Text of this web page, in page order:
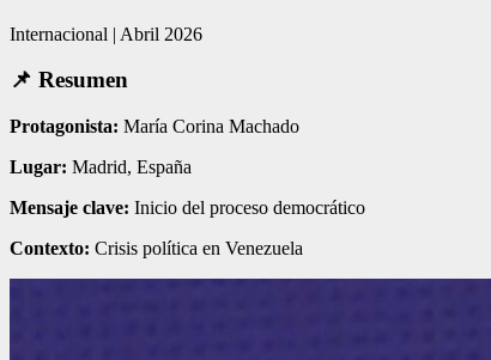
Internacional | Abril 2026
📌 Resumen
Protagonista: María Corina Machado
Lugar: Madrid, España
Mensaje clave: Inicio del proceso democrático
Contexto: Crisis política en Venezuela